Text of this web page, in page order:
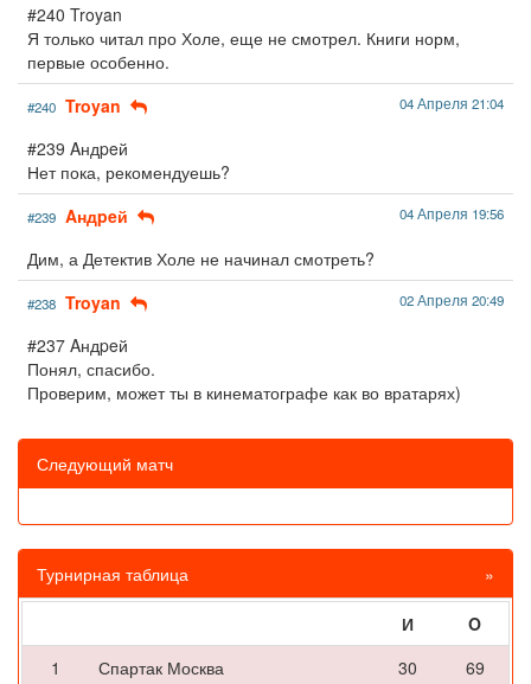
#240 Troyan
Я только читал про Холе, еще не смотрел. Книги норм,
первые особенно.
#240 Troyan 04 Апреля 21:04
#239 Aндpeй
Нет пока, рекомендуешь?
#239 Aндpeй 04 Апреля 19:56
Дим, а Детектив Холе не начинал смотреть?
#238 Troyan 02 Апреля 20:49
#237 Aндpeй
Понял, спасибо.
Проверим, может ты в кинематографе как во вратарях)
Следующий матч
Турнирная таблица »
И
O
1
Спартак Москва 30
69